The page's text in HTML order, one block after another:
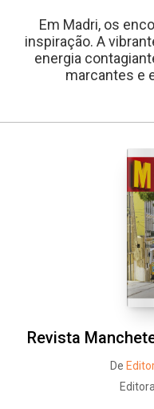
Em Madri, os
inspiração. A
energia
marcantes e
Revista
De
Whatsapp